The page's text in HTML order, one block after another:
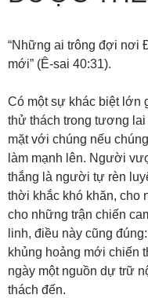
“Những ai trông đợi nơi
mới” (Ê-sai 40:31).
Có một sự khác biệt lớn
thử thách trong tương
mặt với chúng nếu
làm mạnh lên. Người
thắng là người tự rèn
thời khắc khó khăn, cho
cho những trận chiến
linh, điều này cũng
khủng hoảng mới chiến
ngày một nguồn dự trữ
thách đến.